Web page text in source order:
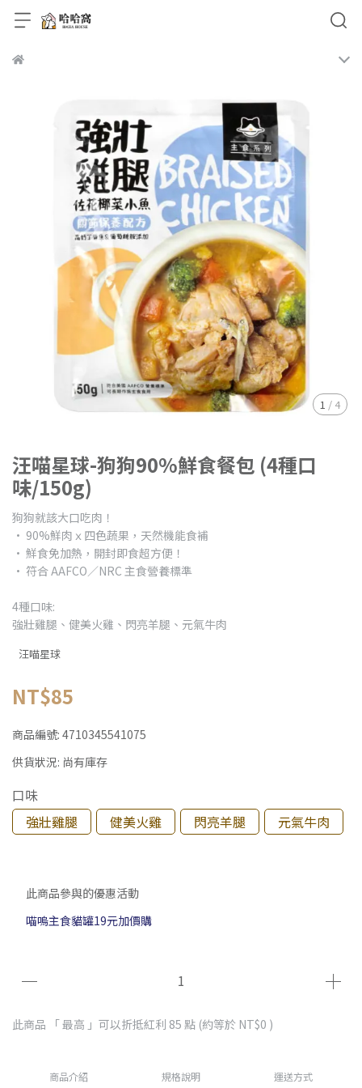
1 / 4
汪喵星球-狗狗90%鮮食餐包 (4種口
味/150g)
狗狗就該大口吃肉！
• 90%鮮肉ｘ四色蔬果，天然機能食補
• 鮮食免加熱，開封即食超方便！
• 符合 AAFCO／NRC 主食營養標準
4種口味:
強壯雞腿、健美火雞、閃亮羊腿、元氣牛肉
汪喵星球
NT$85
商品編號: 4710345541075
供貨狀況: 尚有庫存
口味
強壯雞腿
健美火雞 閃亮羊腿 元氣牛肉
此商品參與的優惠活動
喵嗚主食貓罐19元加價購
此商品 「 最高 」可以折抵紅利 85 點 (約等於 NT$0 )
商品介紹 規格說明 運送方式